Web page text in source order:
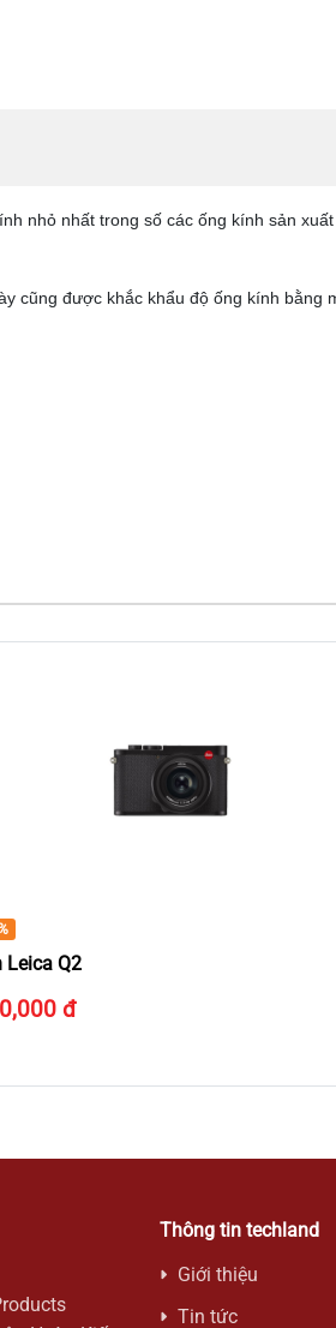
nhỏ nhất trong số các ống kính sản
cũng được khắc khẩu độ ống kính bằng
Q2
đ
Thông tin techland
Giới thiệu
Tin tức